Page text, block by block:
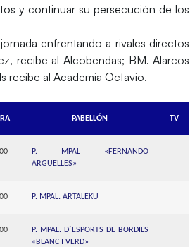
y continuar su persecución de los
enfrentando a rivales directos
recibe al Alcobendas; BM. Alarcos
recibe al Academia Octavio.
PABELLÓN TV
P. MPAL «FERNANDO
ARGÜELLES»
P. MPAL. ARTALEKU
P. MPAL. D´ESPORTS DE BORDILS
«BLANC I VERD»